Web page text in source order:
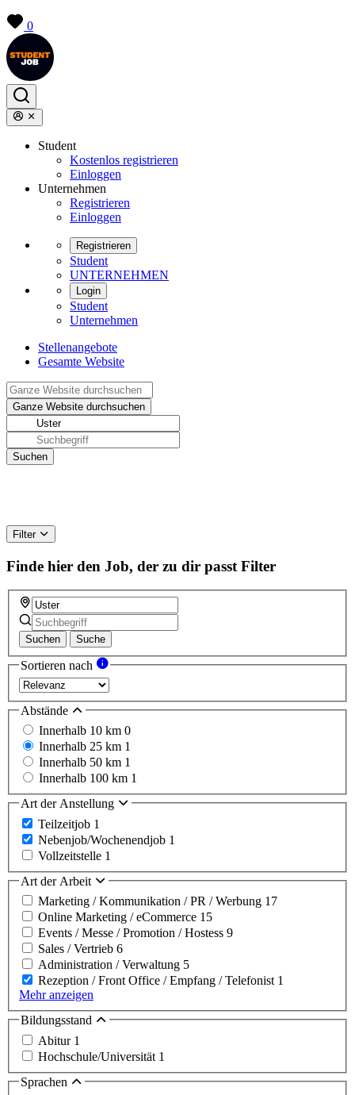
0
Student
Kostenlos registrieren
Einloggen
Unternehmen
Registrieren
Einloggen
Registrieren
Student
UNTERNEHMEN
Login
Student
Unternehmen
Stellenangebote
Gesamte Website
Filter
Finde hier den Job, der zu dir passt Filter
Suchen Suche
Sortieren nach
Abstände
Innerhalb 10 km 0
Innerhalb 25 km 1
Innerhalb 50 km 1
Innerhalb 100 km 1
Art der Anstellung
Teilzeitjob 1
Nebenjob/Wochenendjob 1
Vollzeitstelle 1
Art der Arbeit
Marketing / Kommunikation / PR / Werbung 17
Online Marketing / eCommerce 15
Events / Messe / Promotion / Hostess 9
Sales / Vertrieb 6
Administration / Verwaltung 5
Rezeption / Front Office / Empfang / Telefonist 1
Mehr anzeigen
Bildungsstand
Abitur 1
Hochschule/Universität 1
Sprachen